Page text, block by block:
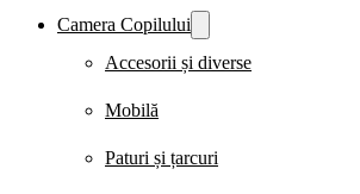
Camera Copilului
Accesorii și diverse
Mobilă
Paturi și țarcuri